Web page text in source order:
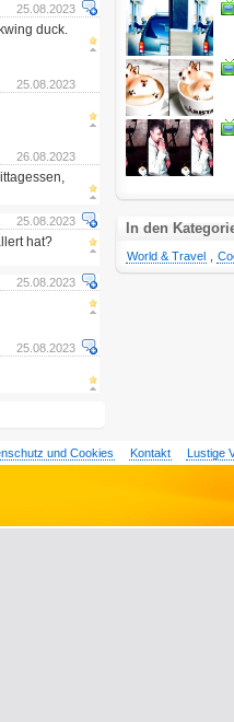
25.08.2023
duck.
25.08.2023
26.08.2023
25.08.2023
hat?
25.08.2023
25.08.2023
In den
World & Travel
und Cookies Kontakt Lustige